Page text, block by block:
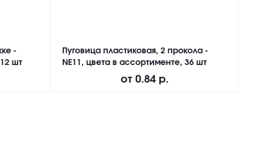
-
шт
Пуговица пластиковая, 2 прокола -
NE11, цвета в ассортименте, 36 шт
от 0.84 р.